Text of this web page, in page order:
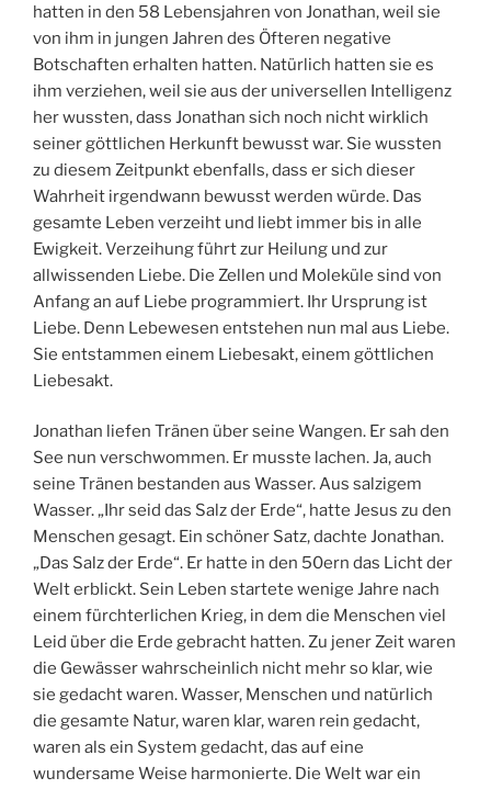
hatten in den 58 Lebensjahren von Jonathan, weil sie
von ihm in jungen Jahren des Öfteren negative
Botschaften erhalten hatten. Natürlich hatten sie es
ihm verziehen, weil sie aus der universellen Intelligenz
her wussten, dass Jonathan sich noch nicht wirklich
seiner göttlichen Herkunft bewusst war. Sie wussten
zu diesem Zeitpunkt ebenfalls, dass er sich dieser
Wahrheit irgendwann bewusst werden würde. Das
gesamte Leben verzeiht und liebt immer bis in alle
Ewigkeit. Verzeihung führt zur Heilung und zur
allwissenden Liebe. Die Zellen und Moleküle sind von
Anfang an auf Liebe programmiert. Ihr Ursprung ist
Liebe. Denn Lebewesen entstehen nun mal aus Liebe.
Sie entstammen einem Liebesakt, einem göttlichen
Liebesakt.
Jonathan liefen Tränen über seine Wangen. Er sah den
See nun verschwommen. Er musste lachen. Ja, auch
seine Tränen bestanden aus Wasser. Aus salzigem
Wasser. „Ihr seid das Salz der Erde“, hatte Jesus zu den
Menschen gesagt. Ein schöner Satz, dachte Jonathan.
„Das Salz der Erde“. Er hatte in den 50ern das Licht der
Welt erblickt. Sein Leben startete wenige Jahre nach
einem fürchterlichen Krieg, in dem die Menschen viel
Leid über die Erde gebracht hatten. Zu jener Zeit waren
die Gewässer wahrscheinlich nicht mehr so klar, wie
sie gedacht waren. Wasser, Menschen und natürlich
die gesamte Natur, waren klar, waren rein gedacht,
waren als ein System gedacht, das auf eine
wundersame Weise harmonierte. Die Welt war ein